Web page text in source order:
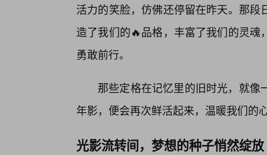
活力的笑脸，仿佛还停留在昨天。那
造了我们的🔥品格，丰富了我们的灵
勇敢前行。
那些定格在记忆里的旧时光，就
年影，便会再次鲜活起来，温暖我们的
光影流转间，梦想的种子悄然绽放